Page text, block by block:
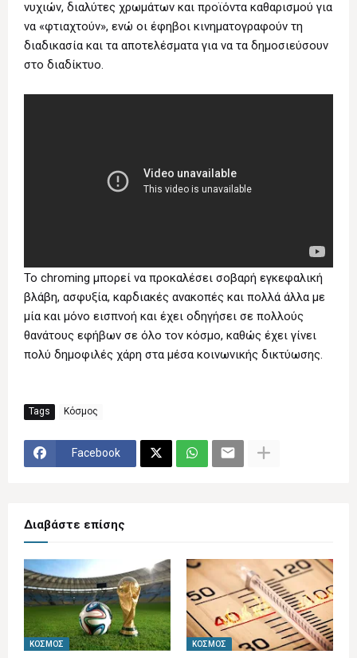
νυχιών, διαλύτες χρωμάτων και προϊόντα καθαρισμού για
να «φτιαχτούν», ενώ οι έφηβοι κινηματογραφούν τη
διαδικασία και τα αποτελέσματα για να τα δημοσιεύσουν
στο διαδίκτυο.
To chroming μπορεί να προκαλέσει σοβαρή εγκεφαλική
βλάβη, ασφυξία, καρδιακές ανακοπές και πολλά άλλα με
μία και μόνο εισπνοή και έχει οδηγήσει σε πολλούς
θανάτους εφήβων σε όλο τον κόσμο, καθώς έχει γίνει
πολύ δημοφιλές χάρη στα μέσα κοινωνικής δικτύωσης.
Tags Κόσμος
Facebook
Διαβάστε επίσης
ΚΌΣΜΟΣ ΚΌΣΜΟΣ